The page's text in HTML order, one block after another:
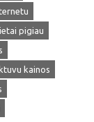
pigiau
kainos